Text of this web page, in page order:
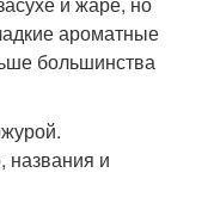
ароматные
большинства